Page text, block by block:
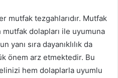
mutfak tezgahlarıdır. Mutfak
dolapları ile uyumuna
sıra dayanıklılık da
önem arz etmektedir. Bu
hem dolaplarla uyumlu